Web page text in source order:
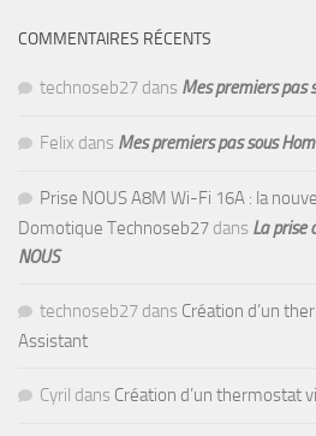
COMMENTAIRES RÉCENTS
technoseb27 dans Mes premiers pas
Felix dans Mes premiers pas sous
Prise NOUS A8M Wi-Fi 16A : la
Domotique Technoseb27 dans La prise
NOUS
technoseb27 dans Création d’un
Assistant
Cyril dans Création d’un thermostat